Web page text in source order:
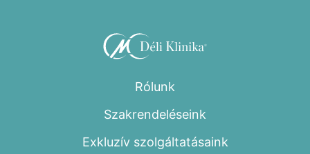
Rólunk
Szakrendeléseink
Exkluzív szolgáltatásaink